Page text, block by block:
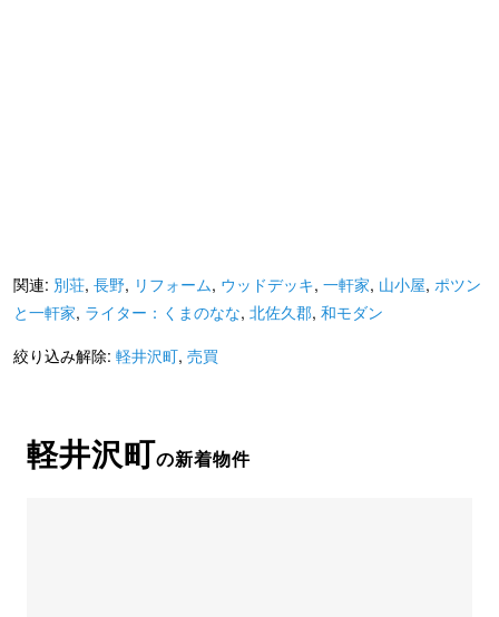
関連: 別荘, 長野, リフォーム, ウッドデッキ, 一軒家, 山小屋, ポツン
と一軒家, ライター：くまのなな, 北佐久郡, 和モダン
絞り込み解除: 軽井沢町, 売買
軽井沢町の新着物件